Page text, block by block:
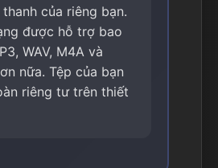
của riêng bạn.
được hỗ trợ bao
WAV, M4A và
nữa. Tệp của bạn
riêng tư trên thiết